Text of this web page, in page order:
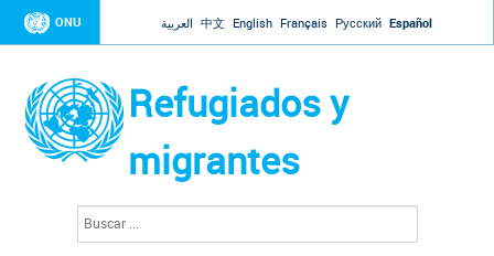
Jump to navigation
ONU العربية 中文 English Français Русский Español
Refugiados y
migrantes
s